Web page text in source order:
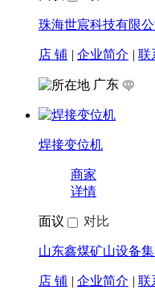
面议 对比
山东览众人工智能
店 铺 | 企业简介 |
山东